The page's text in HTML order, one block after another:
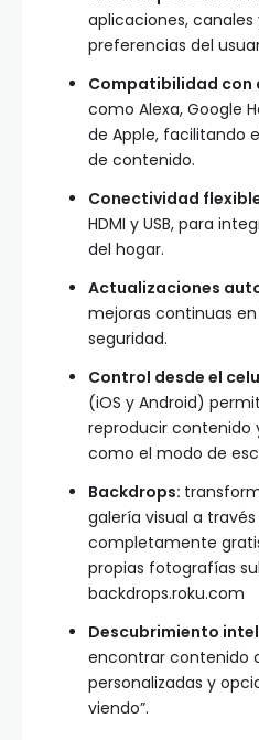
aplicaciones,
preferencias del
Compatibilidad con
como Alexa, Google
de Apple, facilitando
de contenido.
Conectividad
HDMI y USB, para
del hogar.
Actualizaciones
mejoras continuas
seguridad.
Control desde el
(iOS y Android)
reproducir contenido
como el modo de
Backdrops:
galería visual a
completamente
propias fotografías
backdrops.roku.com
Descubrimiento
encontrar contenido
personalizadas y
viendo”.